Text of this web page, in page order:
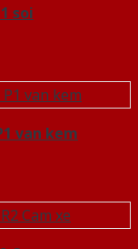
soi
van kem